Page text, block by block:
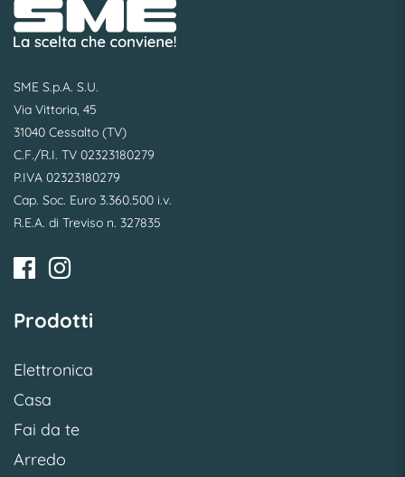
SME S.p.A. S.U.
Via Vittoria, 45
31040 Cessalto (TV)
C.F./R.I. TV 02323180279
P.IVA 02323180279
Cap. Soc. Euro 3.360.500 i.v.
R.E.A. di Treviso n. 327835
Prodotti
Elettronica
Casa
Fai da te
Arredo